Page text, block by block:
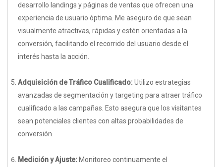
desarrollo landings y páginas de ventas que ofrecen una
experiencia de usuario óptima. Me aseguro de que sean
visualmente atractivas, rápidas y estén orientadas a la
conversión, facilitando el recorrido del usuario desde el
interés hasta la acción.
Adquisición de Tráfico Cualificado: Utilizo estrategias
avanzadas de segmentación y targeting para atraer tráfico
cualificado a las campañas. Esto asegura que los visitantes
sean potenciales clientes con altas probabilidades de
conversión.
Medición y Ajuste: Monitoreo continuamente el